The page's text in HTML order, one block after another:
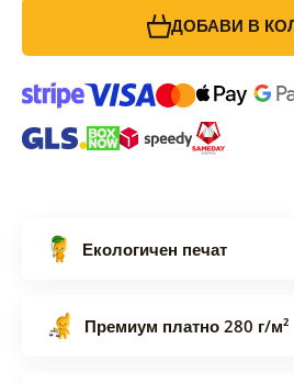
ДОБАВИ В
Екологичен печат
Премиум платно 280 г/м²